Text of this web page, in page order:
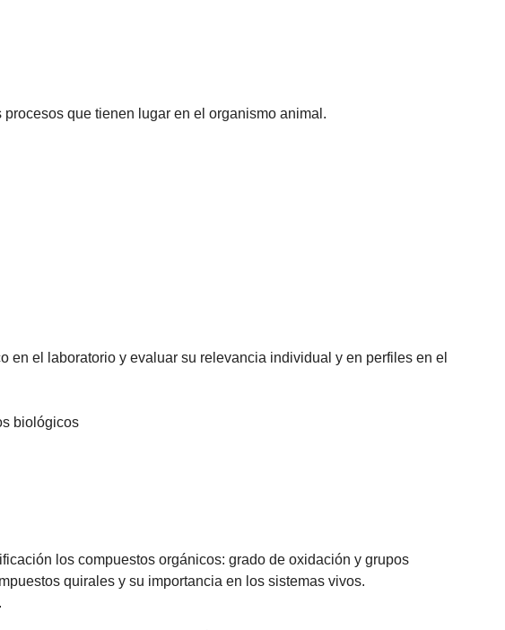
que tienen lugar en el organismo animal.
en el laboratorio y evaluar su relevancia individual y en perfiles en el
biológicos
los compuestos orgánicos: grado de oxidación y grupos
quirales y su importancia en los sistemas vivos.